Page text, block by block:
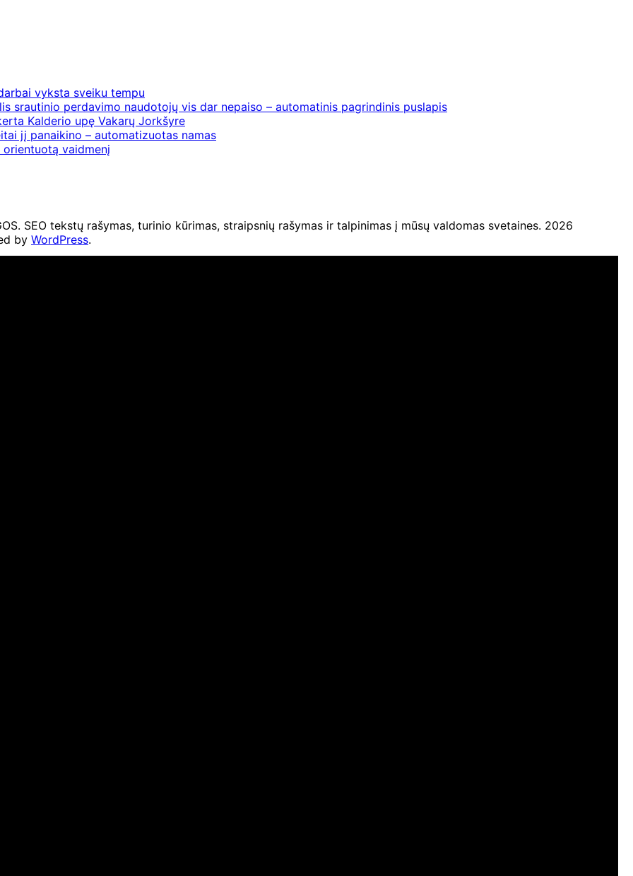
vyksta sveiku tempu
srautinio perdavimo naudotojų vis dar nepaiso – automatinis pagrindinis puslapis
Kalderio upę Vakarų Jorkšyre
jį panaikino – automatizuotas namas
vaidmenį
SEO tekstų rašymas, turinio kūrimas, straipsnių rašymas ir talpinimas į mūsų valdomas svetaines. 2026
by WordPress.